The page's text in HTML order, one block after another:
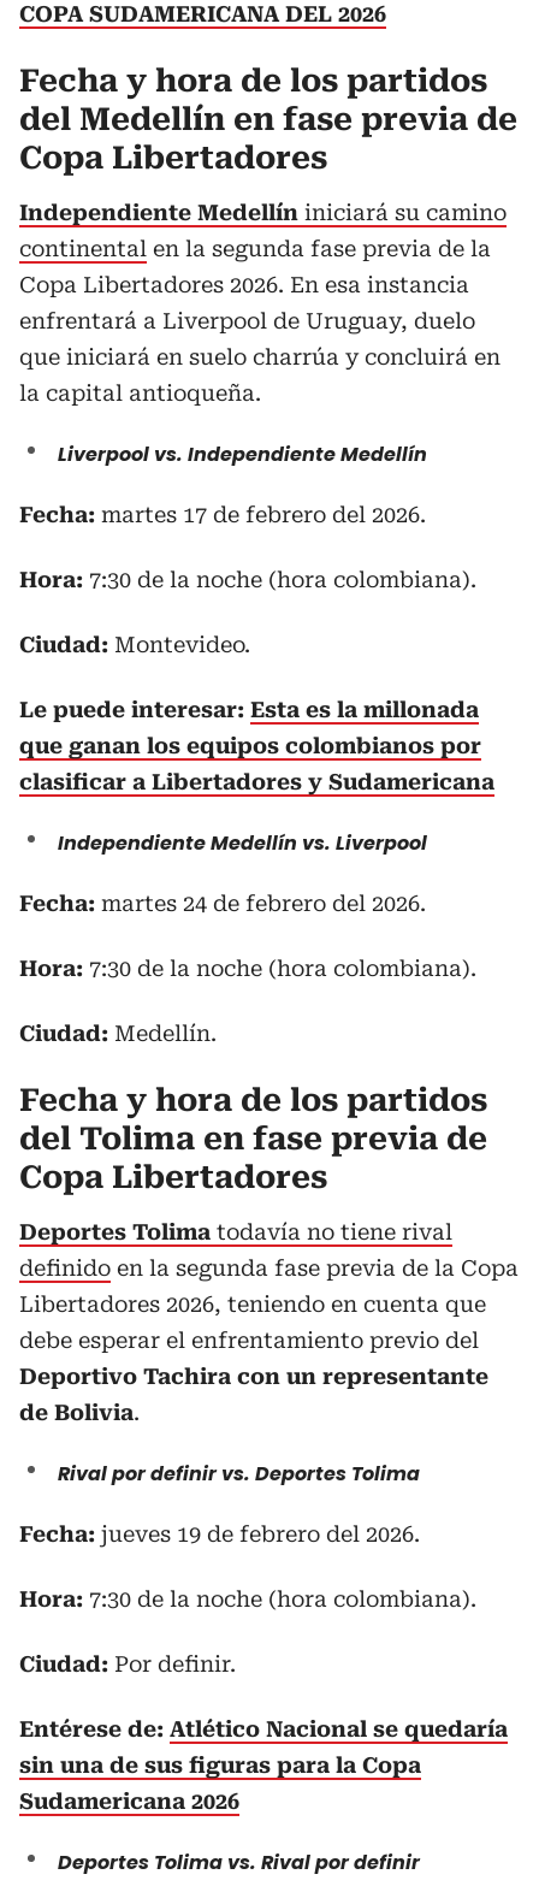
COPA SUDAMERICANA DEL 2026
Fecha y hora de los partidos
del Medellín en fase previa de
Copa Libertadores
Independiente Medellín iniciará su camino
continental en la segunda fase previa de la
Copa Libertadores 2026. En esa instancia
enfrentará a Liverpool de Uruguay, duelo
que iniciará en suelo charrúa y concluirá en
la capital antioqueña.
Liverpool vs. Independiente Medellín
Fecha: martes 17 de febrero del 2026.
Hora: 7:30 de la noche (hora colombiana).
Ciudad: Montevideo.
Le puede interesar: Esta es la millonada
que ganan los equipos colombianos por
clasificar a Libertadores y Sudamericana
Independiente Medellín vs. Liverpool
Fecha: martes 24 de febrero del 2026.
Hora: 7:30 de la noche (hora colombiana).
Ciudad: Medellín.
Fecha y hora de los partidos
del Tolima en fase previa de
Copa Libertadores
Deportes Tolima todavía no tiene rival
definido en la segunda fase previa de la Copa
Libertadores 2026, teniendo en cuenta que
debe esperar el enfrentamiento previo del
Deportivo Tachira con un representante
de Bolivia.
Rival por definir vs. Deportes Tolima
Fecha: jueves 19 de febrero del 2026.
Hora: 7:30 de la noche (hora colombiana).
Ciudad: Por definir.
Entérese de: Atlético Nacional se quedaría
sin una de sus figuras para la Copa
Sudamericana 2026
Deportes Tolima vs. Rival por definir